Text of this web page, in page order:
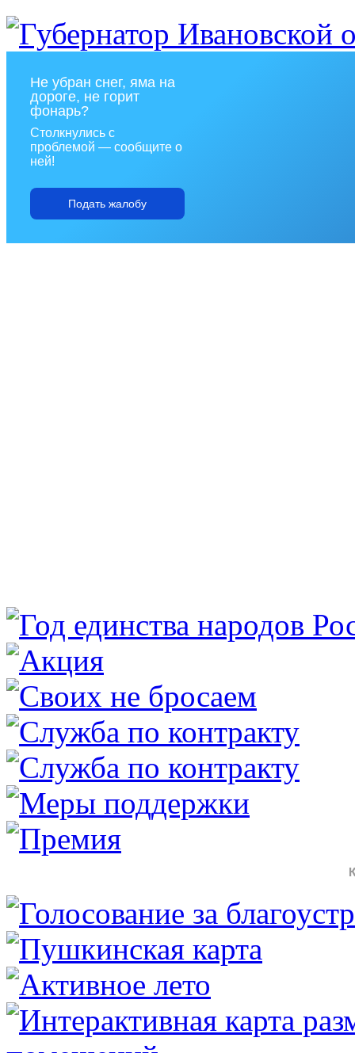
Не убран снег, яма на
дороге, не горит
фонарь?
Столкнулись с
проблемой — сообщите о
ней!
Подать жалобу